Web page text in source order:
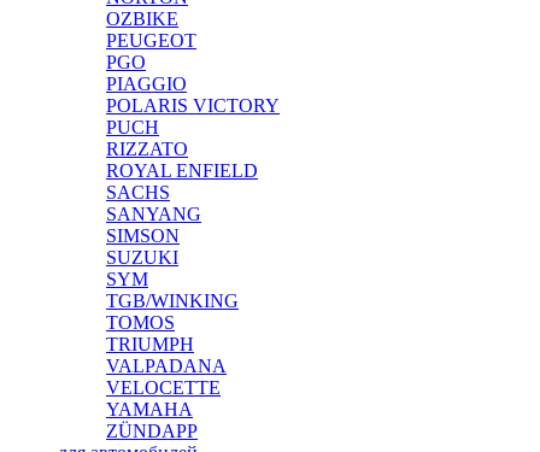
OZBIKE
PEUGEOT
PGO
PIAGGIO
POLARIS VICTORY
PUCH
RIZZATO
ROYAL ENFIELD
SACHS
SANYANG
SIMSON
SUZUKI
SYM
TGB/WINKING
TOMOS
TRIUMPH
VALPADANA
VELOCETTE
YAMAHA
ZÜNDAPP